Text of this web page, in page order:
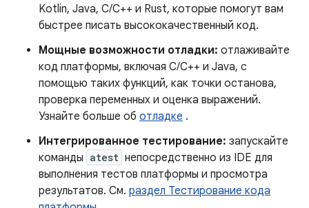
Kotlin, Java, C/C++ и Rust, которые помогут вам
быстрее писать высококачественный код.
Мощные возможности отладки: отлаживайте
код платформы, включая C/C++ и Java, с
помощью таких функций, как точки останова,
проверка переменных и оценка выражений.
Узнайте больше об отладке .
Интегрированное тестирование: запускайте
команды atest непосредственно из IDE для
выполнения тестов платформы и просмотра
результатов. См. раздел Тестирование кода